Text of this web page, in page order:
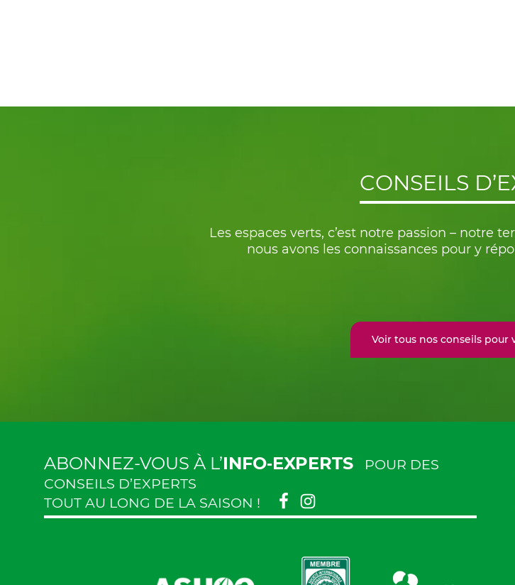
CONSEILS
Les espaces verts, c’est notre passion – notre
nous avons les connaissances pour y
Voir tous nos conseils pour
ABONNEZ-VOUS À L’INFO‑EXPERTS
POUR DES
CONSEILS D’EXPERTS
TOUT AU LONG DE LA SAISON !